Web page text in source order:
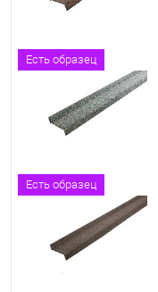
Есть образец
Есть образец